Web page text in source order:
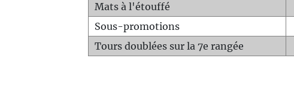
Mats à l'étouffé
Sous-promotions
Tours doublées sur la 7e rangée